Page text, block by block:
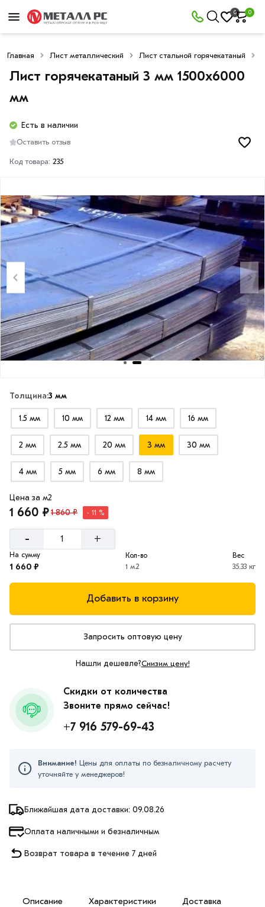
0 0
Главная Лист металлический Лист стальной горячекатаный
Лист горячекатаный 3 мм 1500х6000
мм
Есть в наличии
Оставить отзыв
Код товара: 235
Толщина:3 мм
1.5 мм 10 мм 12 мм 14 мм 16 мм
2 мм 2.5 мм 20 мм 3 мм 30 мм
4 мм 5 мм 6 мм 8 мм
Ближайшая дата доставки: 09.08.26
Оплата наличными и безналичным
Возврат товара в течение 7 дней
Цена за м2
1 660 ₽1 860 ₽ - 11 %
- +
На сумму
1 660 ₽
Кол-во
1 м2
Вес
35.33 кг
Добавить в корзину
Запросить оптовую цену
Нашли дешевле?Снизим цену!
Скидки от количества
Звоните прямо сейчас!
+7 916 579-69-43
Внимание! Цены для оплаты по безналичному расчету
уточняйте у менеджеров!
Описание Характеристики Доставка